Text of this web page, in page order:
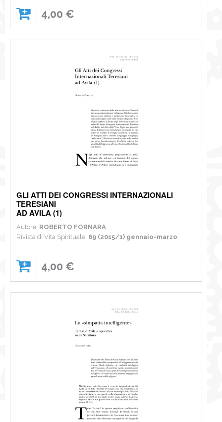
4,00 €
GLI ATTI DEI CONGRESSI INTERNAZIONALI
TERESIANI
AD AVILA (1)
Autore: ROBERTO FORNARA
Rivista di Vita Spirituale: 69 (2015/1) gennaio-marzo
4,00 €